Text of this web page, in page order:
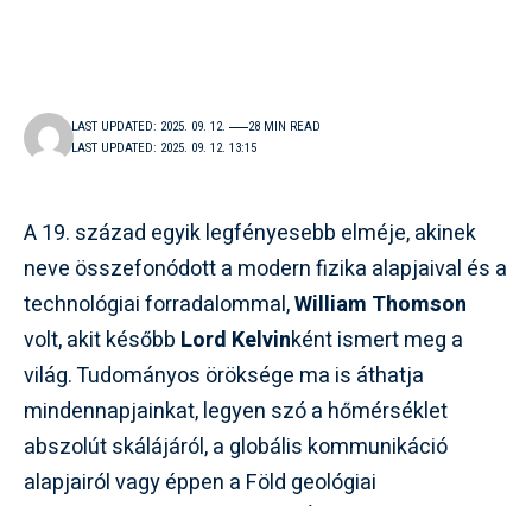
LAST UPDATED: 2025. 09. 12. 13:15
LAST UPDATED: 2025. 09. 12. 28 MIN READ
A 19. század egyik legfényesebb elméje, akinek
neve összefonódott a modern fizika alapjaival és a
technológiai forradalommal,William Thomson
volt, akit később Lord Kelvinként ismert meg a
világ. Tudományos öröksége ma is áthatja
mindennapjainkat, legyen szó a hőmérséklet
abszolút skálájáról, a globális kommunikáció
alapjairól vagy éppen a Föld geológiai